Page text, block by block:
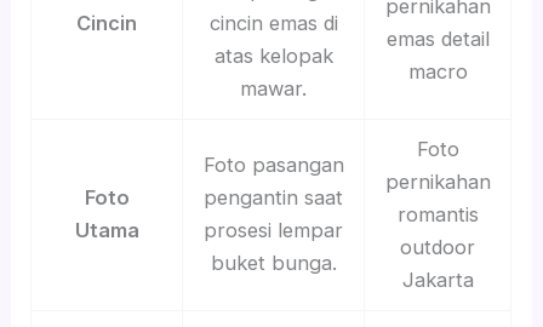
Cincin
cincin emas di
atas kelopak
mawar.
pernikahan
emas detail
macro
Foto
Utama
Foto pasangan
pengantin saat
prosesi lempar
buket bunga.
Foto
pernikahan
romantis
outdoor
Jakarta